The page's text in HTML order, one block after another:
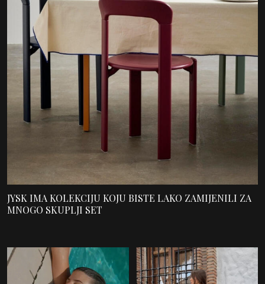
JYSK IMA KOLEKCIJU KOJU BISTE LAKO ZAMIJENILI ZA
MNOGO SKUPLJI SET